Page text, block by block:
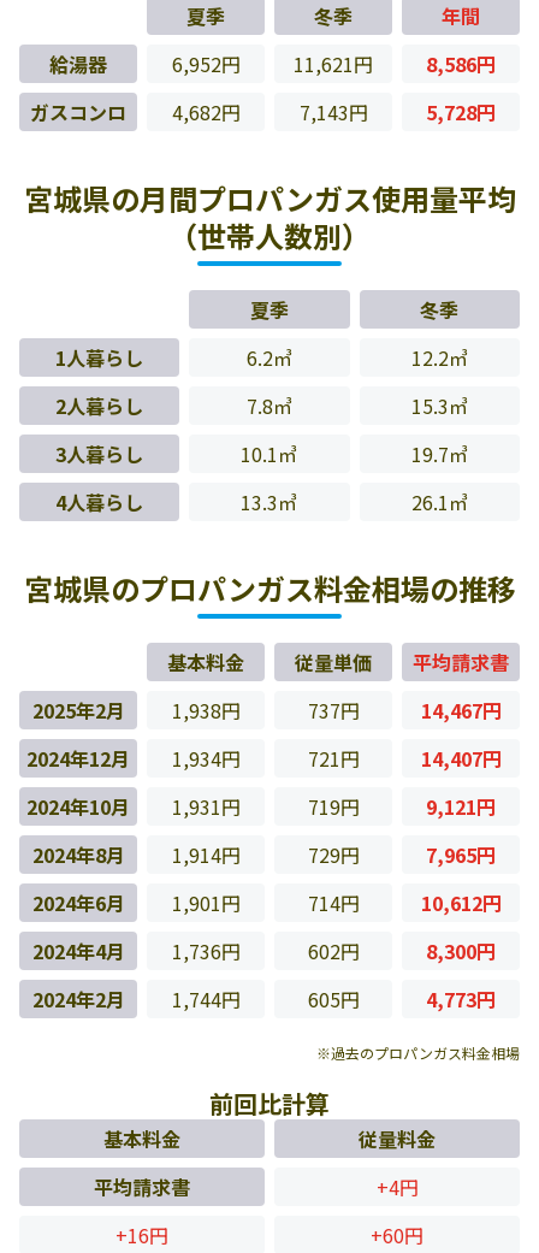
夏季 冬季
年間
給湯器
6,952円 11,621円
8,586円
ガスコンロ
4,682円 7,143円 5,728円
宮城県の月間プロパンガス使用量平均
（世帯人数別）
夏季
冬季
1人暮らし
6.2㎥
12.2㎥
2人暮らし
7.8㎥
15.3㎥
3人暮らし
10.1㎥
19.7㎥
4人暮らし
13.3㎥ 26.1㎥
宮城県のプロパンガス料金相場の推移
基本料金 従量単価
平均請求書
2025年2月
1,938円 737円
14,467円
2024年12月
1,934円 721円
14,407円
2024年10月
1,931円 719円
9,121円
2024年8月
1,914円 729円
7,965円
2024年6月
1,901円 714円
10,612円
2024年4月
1,736円 602円
8,300円
2024年2月
1,744円 605円 4,773円
※過去のプロパンガス料金相場
前回比計算
基本料金
従量料金
平均請求書
+4円
+16円
+60円